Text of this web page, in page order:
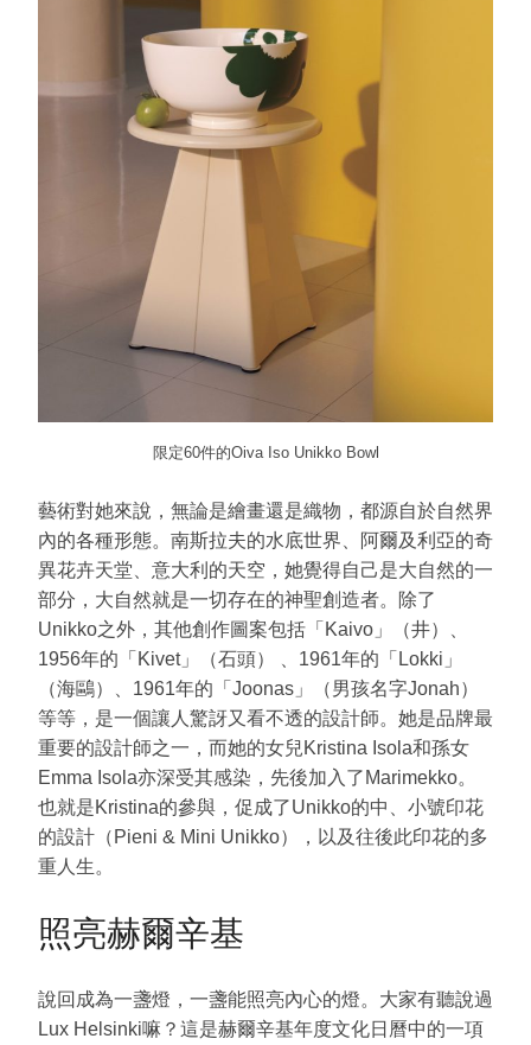
限定60件的Oiva Iso Unikko Bowl
藝術對她來說，無論是繪畫還是織物，都源自於自然界
內的各種形態。南斯拉夫的水底世界、阿爾及利亞的奇
異花卉天堂、意大利的天空，她覺得自己是大自然的一
部分，大自然就是一切存在的神聖創造者。除了
Unikko之外，其他創作圖案包括「Kaivo」（井）、
1956年的「Kivet」（石頭） 、1961年的「Lokki」
（海鷗）、1961年的「Joonas」（男孩名字Jonah）
等等，是一個讓人驚訝又看不透的設計師。她是品牌最
重要的設計師之一，而她的女兒Kristina Isola和孫女
Emma Isola亦深受其感染，先後加入了Marimekko。
也就是Kristina的參與，促成了Unikko的中、小號印花
的設計（Pieni & Mini Unikko），以及往後此印花的多
重人生。
照亮赫爾辛基
說回成為一盞燈，一盞能照亮內心的燈。大家有聽說過
Lux Helsinki嘛？這是赫爾辛基年度文化日曆中的一項